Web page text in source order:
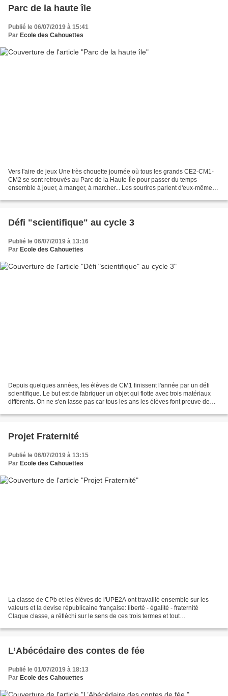
Parc de la haute île
Publié le 06/07/2019 à 15:41
Par Ecole des Cahouettes
Vers l'aire de jeux Une très chouette journée où tous les grands CE2-CM1-
CM2 se sont retrouvés au Parc de la Haute-Île pour passer du temps
ensemble à jouer, à manger, à marcher... Les sourires parlent d'eux-mêmes.
Défi "scientifique" au cycle 3
Publié le 06/07/2019 à 13:16
Par Ecole des Cahouettes
Depuis quelques années, les élèves de CM1 finissent l'année par un défi
scientifique. Le but est de fabriquer un objet qui flotte avec trois matériaux
différents. On ne s'en lasse pas car tous les ans les élèves font preuve de
Projet Fraternité
Publié le 06/07/2019 à 13:15
Par Ecole des Cahouettes
La classe de CPb et les élèves de l'UPE2A ont travaillé ensemble sur les
valeurs et la devise républicaine française: liberté - égalité - fraternité
Claque classe, a réfléchi sur le sens de ces trois termes et tout
L’Abécédaire des contes de fée
Publié le 01/07/2019 à 18:13
Par Ecole des Cahouettes